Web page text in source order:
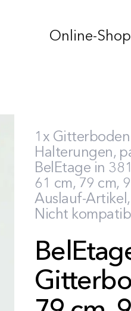
Online-Shop
1x
Halterungen,
BelEtage in
61 cm, 79 cm,
Auslauf-
Nicht